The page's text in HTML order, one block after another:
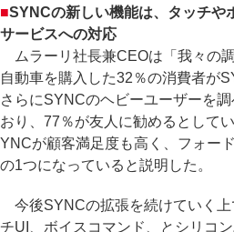
■SYNCの新しい機能は、タッチや
サービスへの対応
ムラーリ社長兼CEOは「我々の
自動車を購入した32％の消費者が
さらにSYNCのヘビーユーザーを
おり、77％が友人に勧めるとして
YNCが顧客満足度も高く、フォー
の1つになっていると説明した。
今後SYNCの拡張を続けていく上
チUI、ボイスコマンド、とシリコ